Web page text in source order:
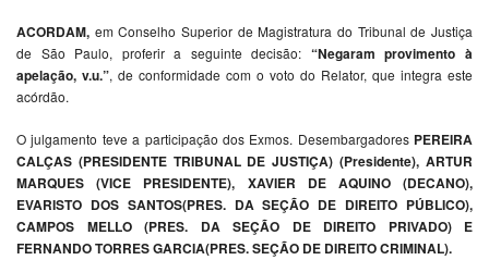
ACORDAM, em Conselho Superior de Magistratura do Tribunal de Justiça
de São Paulo, proferir a seguinte decisão: “Negaram provimento à
apelação, v.u.”, de conformidade com o voto do Relator, que integra este
acórdão.
O julgamento teve a participação dos Exmos. Desembargadores PEREIRA
CALÇAS (PRESIDENTE TRIBUNAL DE JUSTIÇA) (Presidente), ARTUR
MARQUES (VICE PRESIDENTE), XAVIER DE AQUINO (DECANO),
EVARISTO DOS SANTOS(PRES. DA SEÇÃO DE DIREITO PÚBLICO),
CAMPOS MELLO (PRES. DA SEÇÃO DE DIREITO PRIVADO) E
FERNANDO TORRES GARCIA(PRES. SEÇÃO DE DIREITO CRIMINAL).